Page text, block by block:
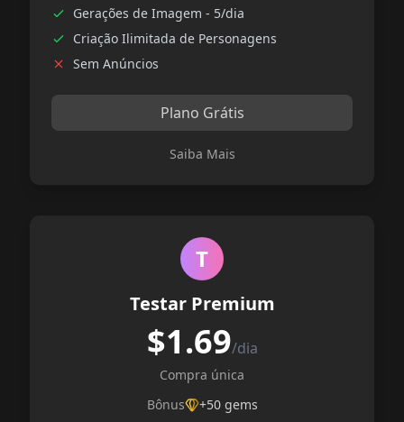
Gerações de Imagem - 5/dia
Criação Ilimitada de Personagens
Sem Anúncios
Plano Grátis
Saiba Mais
T
Testar Premium
$1.69/dia
Compra única
Bônus
+50 gems